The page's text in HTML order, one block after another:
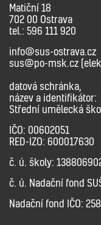
Matiční 18
702 00 Ostrava
tel.: 596 111 920
info@sus-ostrava.cz
sus@po-msk.cz
datová schránka,
název a identifikátor:
Střední umělecká
IČO: 00602051
RED-IZO: 600017630
č. ú. školy:
č. ú. Nadační fond
Nadační fond IČO: